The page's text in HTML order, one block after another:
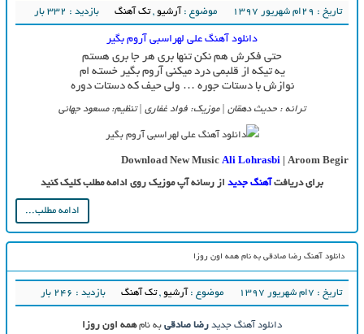
تاریخ : ۲۹ام شهریور ۱۳۹۷ موضوع : آرشیو ,تک آهنگ بازدید : 332 بار
دانلود آهنگ علی لهراسبی آروم بگیر
حتی فکرش هم نکن تنها بری هر جا بری هستم
یه تیکه از قلبمی درد میکنی آروم بگیر خسته ام
نوازش با دستات جوره … ولی حیف که دستات دوره
ترانه : حدیث دهقان | موزیک: فواد غفاری | تنظیم: مسعود جهانی
Download New MusicAli Lohrasbi | Aroom Begir
برای دریافت آهنگ جدید از رسانه آپ موزیک روی ادامه مطلب کلیک کنید
ادامه مطلب...
دانلود آهنگ رضا صادقی به نام همه اون روزا
تاریخ : ۷ام شهریور ۱۳۹۷ موضوع : آرشیو ,تک آهنگ بازدید : 246 بار
دانلود آهنگ جدید رضا صادقی به نامهمه اون روزا